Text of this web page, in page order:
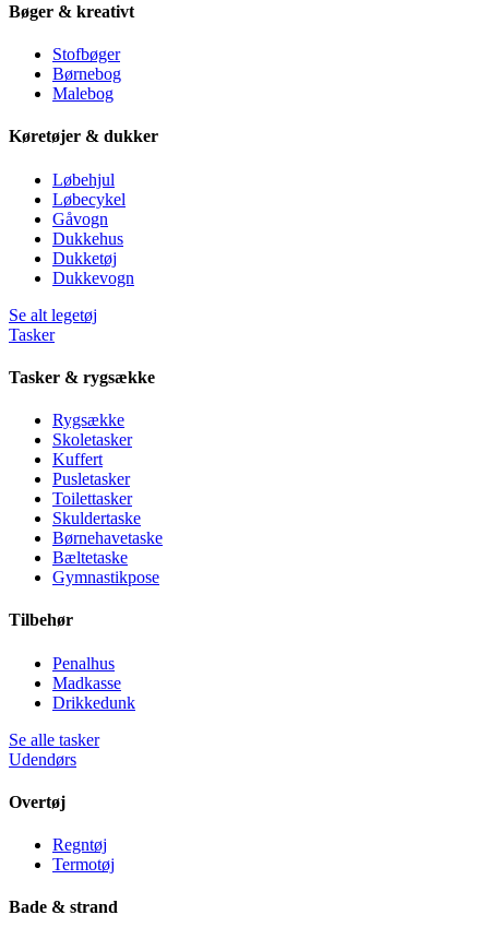
Bøger & kreativt
Stofbøger
Børnebog
Malebog
Køretøjer & dukker
Løbehjul
Løbecykel
Gåvogn
Dukkehus
Dukketøj
Dukkevogn
Se alt legetøj
Tasker
Tasker & rygsække
Rygsække
Skoletasker
Kuffert
Pusletasker
Toilettasker
Skuldertaske
Børnehavetaske
Bæltetaske
Gymnastikpose
Tilbehør
Penalhus
Madkasse
Drikkedunk
Se alle tasker
Udendørs
Overtøj
Regntøj
Termotøj
Bade & strand